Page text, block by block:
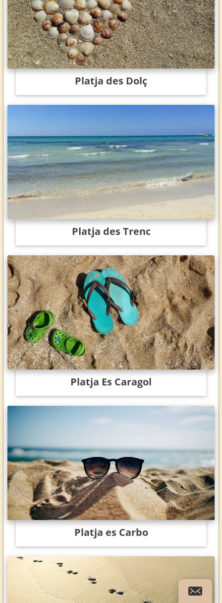
Platja des Dolç
Platja des Trenc
Platja Es Caragol
Platja es Carbo